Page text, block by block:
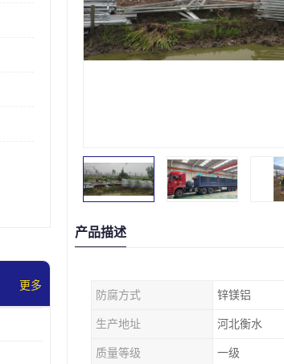
更多
产品描述
防腐方式 锌镁铝
生产地址 河北衡水
质量等级 一级